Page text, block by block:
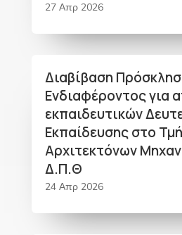
27 Απρ 2026
Διαβίβαση
Ενδιαφέροντος για
εκπαιδευτικών
Εκπαίδευσης στο
Αρχιτεκτόνων
Δ.Π.Θ
24 Απρ 2026